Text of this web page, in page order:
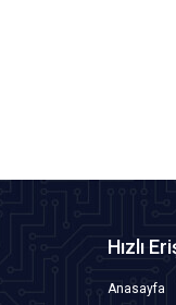
Hızlı
Anasayfa